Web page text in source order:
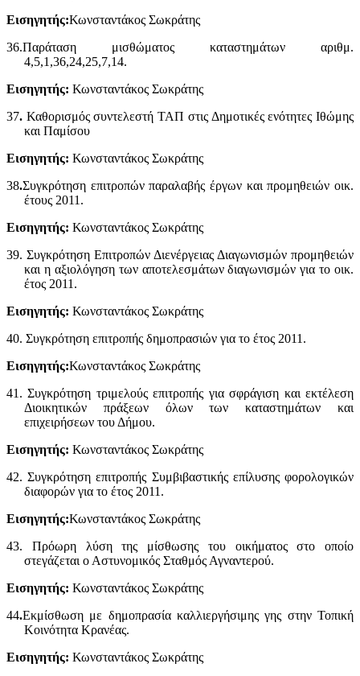
Εισηγητής:Κωνσταντάκος Σωκράτης
36.Παράταση μισθώματος καταστημάτων αριθμ.
4,5,1,36,24,25,7,14.
Εισηγητής: Κωνσταντάκος Σωκράτης
37. Καθορισμός συντελεστή ΤΑΠ στις Δημοτικές ενότητες Ιθώμης
και Παμίσου
Εισηγητής: Κωνσταντάκος Σωκράτης
38.Συγκρότηση επιτροπών παραλαβής έργων και προμηθειών οικ.
έτους 2011.
Εισηγητής: Κωνσταντάκος Σωκράτης
39. Συγκρότηση Επιτροπών Διενέργειας Διαγωνισμών προμηθειών
και η αξιολόγηση των αποτελεσμάτων διαγωνισμών για το οικ.
έτος 2011.
Εισηγητής: Κωνσταντάκος Σωκράτης
40. Συγκρότηση επιτροπής δημοπρασιών για το έτος 2011.
Εισηγητής:Κωνσταντάκος Σωκράτης
41. Συγκρότηση τριμελούς επιτροπής για σφράγιση και εκτέλεση
Διοικητικών πράξεων όλων των καταστημάτων και
επιχειρήσεων του Δήμου.
Εισηγητής: Κωνσταντάκος Σωκράτης
42. Συγκρότηση επιτροπής Συμβιβαστικής επίλυσης φορολογικών
διαφορών για το έτος 2011.
Εισηγητής:Κωνσταντάκος Σωκράτης
43. Πρόωρη λύση της μίσθωσης του οικήματος στο οποίο
στεγάζεται ο Αστυνομικός Σταθμός Αγναντερού.
Εισηγητής: Κωνσταντάκος Σωκράτης
44.Εκμίσθωση με δημοπρασία καλλιεργήσιμης γης στην Τοπική
Κοινότητα Κρανέας.
Εισηγητής: Κωνσταντάκος Σωκράτης